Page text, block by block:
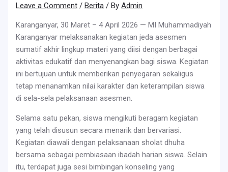
Leave a Comment /Berita / ByAdmin
Karanganyar, 30 Maret – 4 April 2026 — MI Muhammadiyah
Karanganyar melaksanakan kegiatan jeda asesmen
sumatif akhir lingkup materi yang diisi dengan berbagai
aktivitas edukatif dan menyenangkan bagi siswa. Kegiatan
ini bertujuan untuk memberikan penyegaran sekaligus
tetap menanamkan nilai karakter dan keterampilan siswa
di sela-sela pelaksanaan asesmen.
Selama satu pekan, siswa mengikuti beragam kegiatan
yang telah disusun secara menarik dan bervariasi.
Kegiatan diawali dengan pelaksanaan sholat dhuha
bersama sebagai pembiasaan ibadah harian siswa. Selain
itu, terdapat juga sesi bimbingan konseling yang